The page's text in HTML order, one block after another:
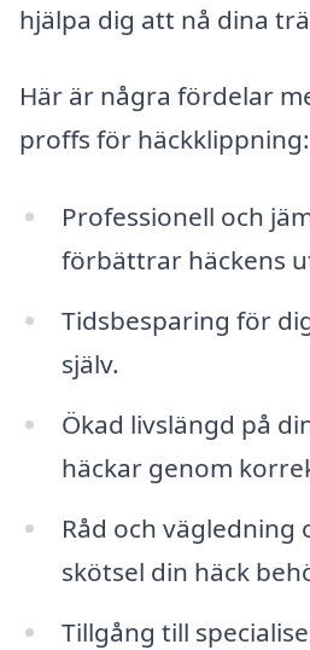
hjälpa dig att nå dina
Här är några fördelar
proffs för häckklippning:
Professionell och
förbättrar häckens
Tidsbesparing för
själv.
Ökad livslängd på
häckar genom
Råd och vägledning
skötsel din häck
Tillgång till